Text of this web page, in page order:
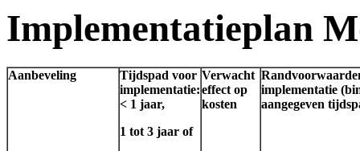
Implementatieplan
Aanbeveling
Tijdspad voor
implementatie:
< 1 jaar,
1 tot 3 jaar of
Verwacht
effect op
kosten
implementatie
aangegeven